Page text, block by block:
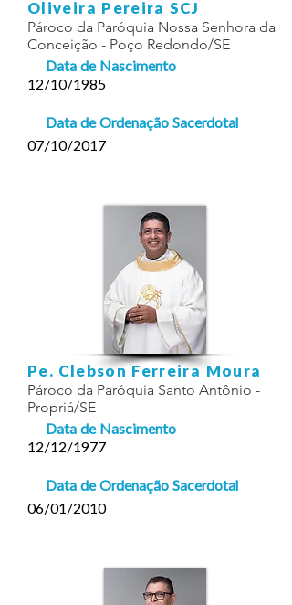
Oliveira Pereira SCJ
Pároco da Paróquia Nossa Senhora da
Conceição - Poço Redondo/SE
Data de Nascimento
12/10/1985
Data de Ordenação Sacerdotal
07/10/2017
Pe. Clebson Ferreira Moura
Pároco da Paróquia Santo Antônio -
Propriá/SE
Data de Nascimento
12/12/1977
Data de Ordenação Sacerdotal
06/01/2010